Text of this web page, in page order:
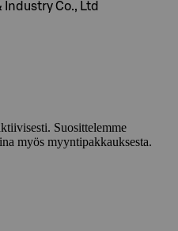
Industry Co., Ltd
Suosittelemme
myös myyntipakkauksesta.